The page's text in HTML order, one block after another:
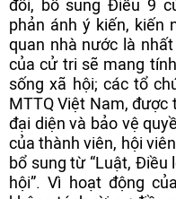
đổi, bổ sung Điều 9
phản ánh ý kiến, kiến
quan nhà nước là
của cử tri sẽ mang
sống xã hội; các tổ
MTTQ Việt Nam, được
đại diện và bảo vệ
của thành viên, hội
bổ sung từ “Luật, Điều
hội”. Vì hoạt động